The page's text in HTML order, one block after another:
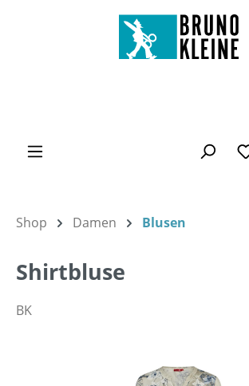
Zum Hauptinhalt springen
Shop Damen Blusen
Shirtbluse
BK